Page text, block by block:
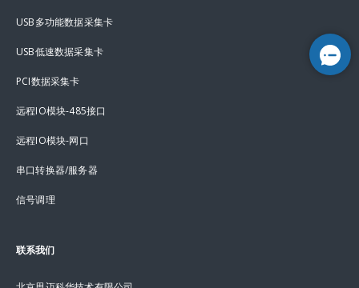
USB多功能数据采集卡
USB低速数据采集卡
PCI数据采集卡
远程IO模块-485接口
远程IO模块-网口
串口转换器/服务器
信号调理
联系我们